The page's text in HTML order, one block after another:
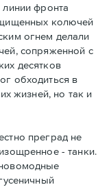
фронта
колючей
огнем делали
сопряженной с
десятков
обходиться в
жизней, но так и
преград не
- танки.